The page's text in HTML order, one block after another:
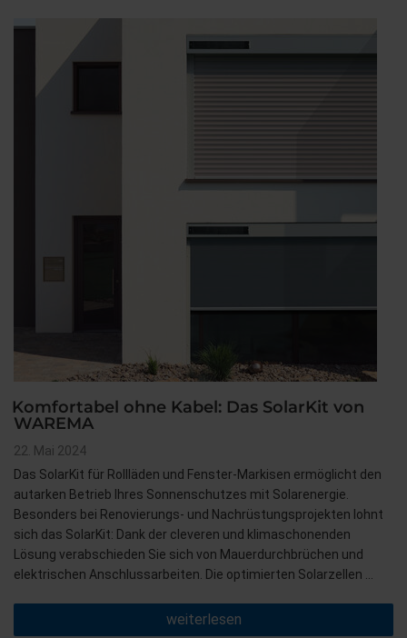
Pures
Komfortabel ohne Kabel: Das SolarKit von
WAREMA
Veröffentlicht
am
22. Mai 2024
Das SolarKit für Rollläden und Fenster-Markisen ermöglicht den
autarken Betrieb Ihres Sonnenschutzes mit Solarenergie.
Besonders bei Renovierungs- und Nachrüstungsprojekten lohnt
sich das SolarKit: Dank der cleveren und klimaschonenden
Lösung verabschieden Sie sich von Mauerdurchbrüchen und
elektrischen Anschlussarbeiten. Die optimierten Solarzellen …
„Komfortabel
ohne
weiterlesen